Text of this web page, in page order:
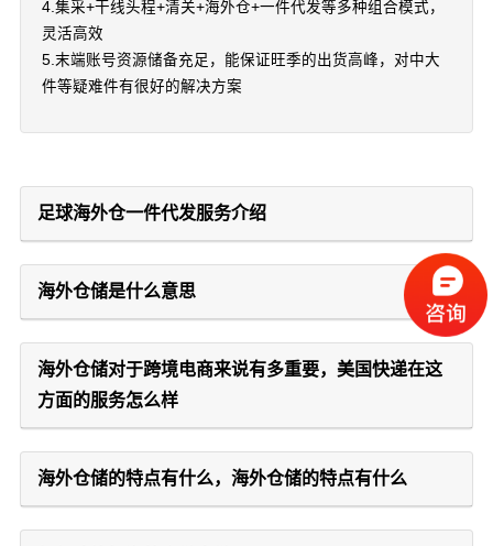
4.集采+干线头程+清关+海外仓+一件代发等多种组合模式，
灵活高效
5.末端账号资源储备充足，能保证旺季的出货高峰，对中大
件等疑难件有很好的解决方案
足球海外仓一件代发服务介绍
海外仓储是什么意思
海外仓储对于跨境电商来说有多重要，美国快递在这
方面的服务怎么样
海外仓储的特点有什么，海外仓储的特点有什么